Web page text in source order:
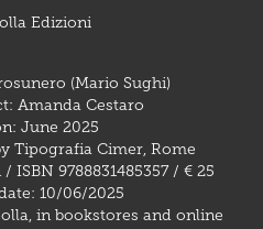
Edizioni
(Mario Sughi)
Amanda Cestaro
June 2025
Tipografia Cimer, Rome
ISBN 9788831485357 / € 25
10/06/2025
in bookstores and online